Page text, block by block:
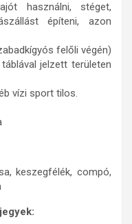
használni, stéget,
építeni, azon
felőli végén)
jelzett területen
vízi sport tilos.
keszegfélék, compó,